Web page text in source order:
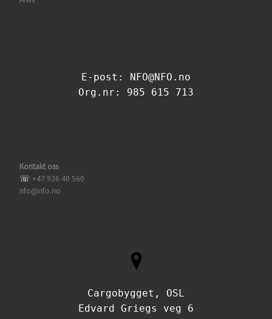
E-post: NFO@NFO.no
Org.nr: 985 615 713
Kontakt oss
☏ +47 936 40 560
nfo@nfo.no
Cargobygget, OSL
Edvard Griegs veg 6